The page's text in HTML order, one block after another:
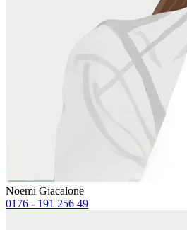
Noemi Giacalone
0176 - 191 256 49